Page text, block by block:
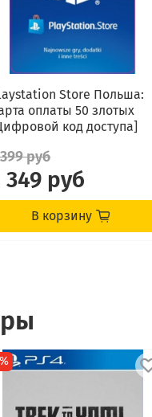
Store Польша:
оплаты 50 злотых
код доступа]
руб
349 руб
В корзину